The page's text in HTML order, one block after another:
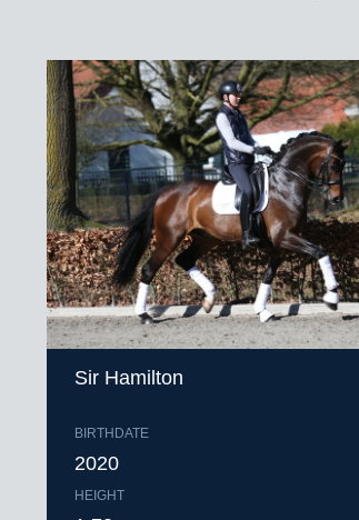
Sir Hamilton
BIRTHDATE
2020
HEIGHT